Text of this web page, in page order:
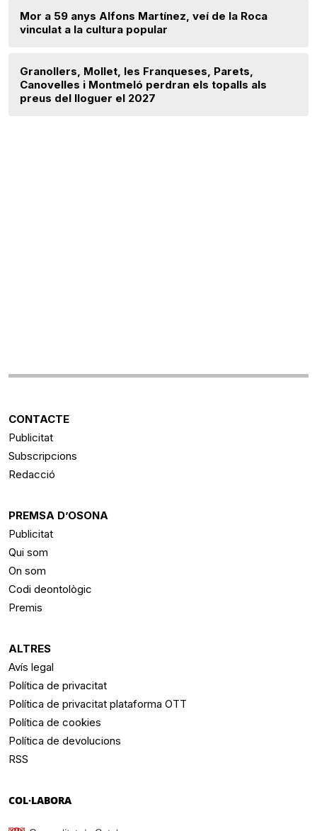
Mor a 59 anys Alfons Martínez, veí de la Roca
vinculat a la cultura popular
Granollers, Mollet, les Franqueses, Parets,
Canovelles i Montmeló perdran els topalls als
preus del lloguer el 2027
CONTACTE
Publicitat
Subscripcions
Redacció
PREMSA D’OSONA
Publicitat
Qui som
On som
Codi deontològic
Premis
ALTRES
Avís legal
Política de privacitat
Política de privacitat plataforma OTT
Política de cookies
Política de devolucions
RSS
COL·LABORA